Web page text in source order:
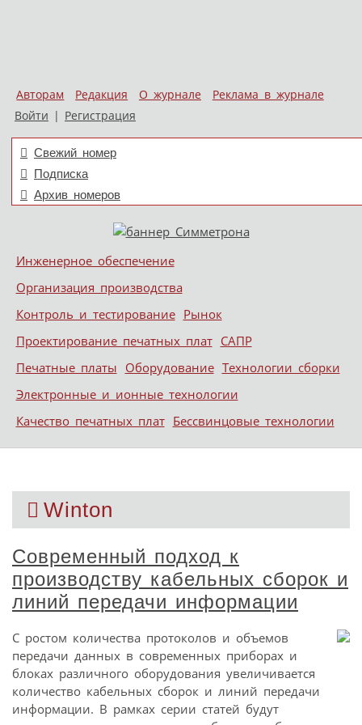
Авторам Редакция О журнале
Реклама в журнале
Войти | Регистрация
Свежий номер
Подписка
Архив номеров
Меню
Skip to content
Инженерное обеспечение
Организация производства
Контроль и тестирование Рынок
Проектирование печатных плат САПР
Печатные платы Оборудование Технологии сборки
Электронные и ионные технологии
Качество печатных плат Бессвинцовые технологии
Winton
Современный подход к
производству кабельных сборок и
линий передачи информации
С ростом количества протоколов и объемов
передачи данных в современных приборах и
блоках различного оборудования увеличивается
количество кабельных сборок и линий передачи
информации. В рамках серии статей будут